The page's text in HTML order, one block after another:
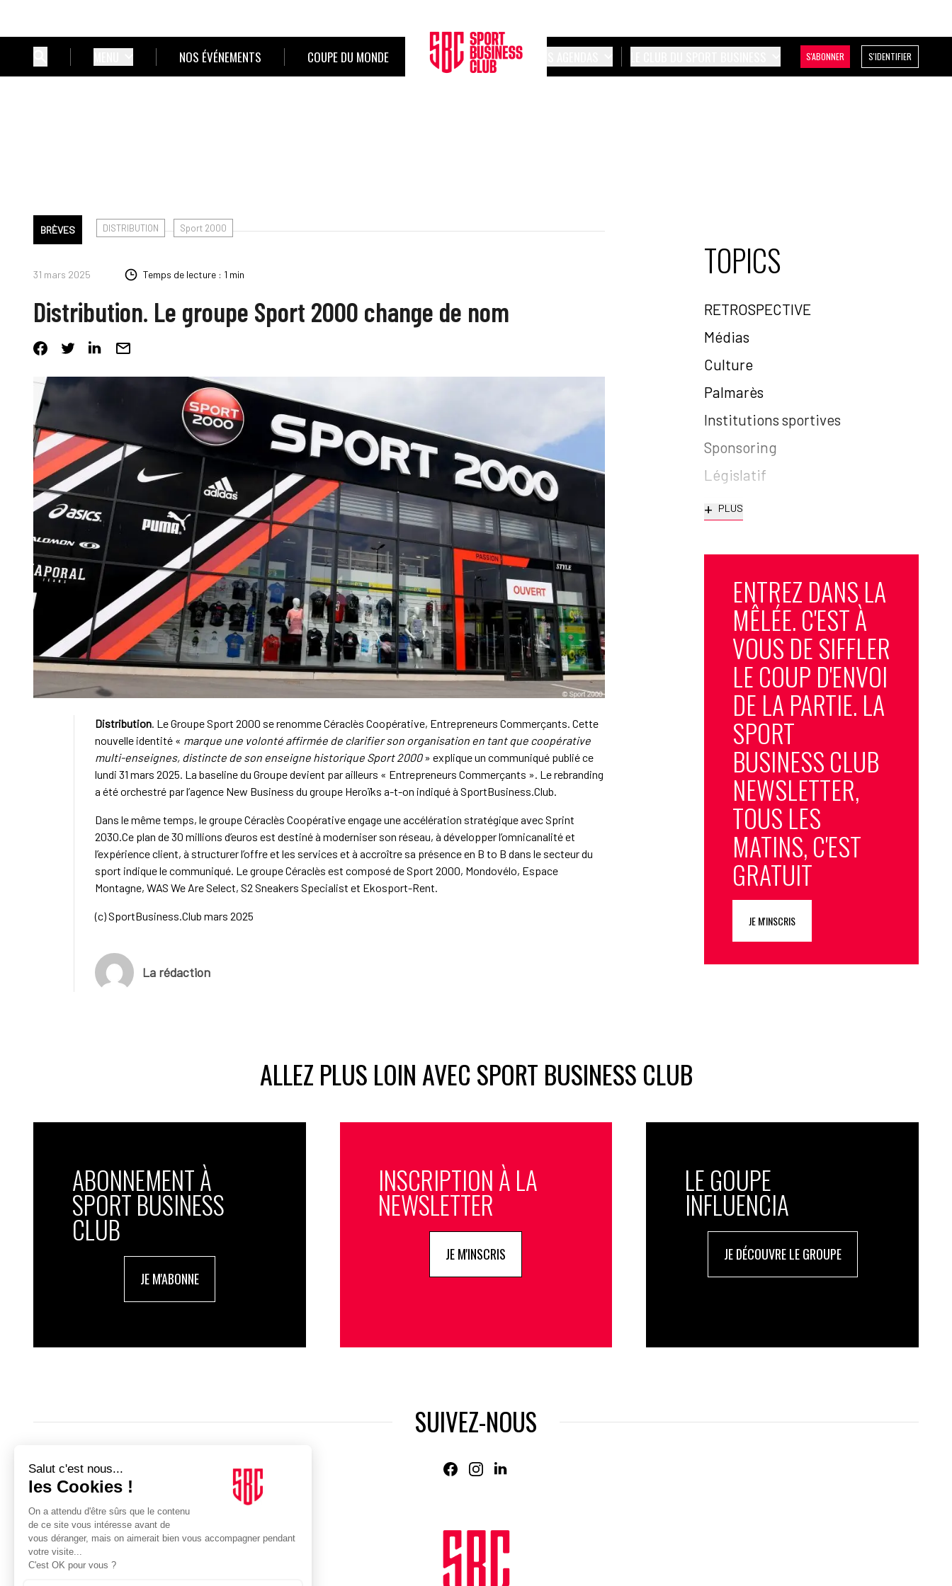
NOS ÉVÉNEMENTS COUPE DU MONDE S'ABONNER S'IDENTIFIER
BRÈVES DISTRIBUTION Sport 2000
31 mars 2025 Temps de lecture : 1 min
Distribution. Le groupe Sport 2000 change de nom
Distribution. Le Groupe Sport 2000 se renomme Céraclès Coopérative, Entrepreneurs Commerçants. Cette
nouvelle identité « marque une volonté affirmée de clarifier son organisation en tant que coopérative
multi-enseignes, distincte de son enseigne historique Sport 2000» explique un communiqué publié ce
lundi 31 mars 2025. La baseline du Groupe devient par ailleurs « Entrepreneurs Commerçants ». Le rebranding
a été orchestré par l’agence New Business du groupe Heroïks a-t-on indiqué à SportBusiness.Club.
Dans le même temps, le groupe Céraclès Coopérative engage une accélération stratégique avec Sprint
2030.Ce plan de 30 millions d’euros est destiné à moderniser son réseau, à développer l’omnicanalité et
l’expérience client, à structurer l’offre et les services et à accroître sa présence en B to B dans le secteur du
sport indique le communiqué. Le groupe Céraclès est composé de Sport 2000, Mondovélo, Espace
Montagne, WAS We Are Select, S2 Sneakers Specialist et Ekosport-Rent.
(c) SportBusiness.Club mars 2025
La rédaction
TOPICS
RETROSPECTIVE
Médias
Culture
Palmarès
Institutions sportives
Sponsoring
Législatif
+ PLUS
ENTREZ DANS LA
MÊLÉE. C'EST À
VOUS DE SIFFLER
LE COUP D'ENVOI
DE LA PARTIE. LA
SPORT
BUSINESS CLUB
NEWSLETTER,
TOUS LES
MATINS, C'EST
GRATUIT
JE M'INSCRIS
ALLEZ PLUS LOIN AVEC SPORT BUSINESS CLUB
ABONNEMENT À
SPORT BUSINESS
CLUB
JE M'ABONNE
INSCRIPTION À LA
NEWSLETTER
JE M'INSCRIS
LE GOUPE
INFLUENCIA
JE DÉCOUVRE LE GROUPE
SUIVEZ-NOUS